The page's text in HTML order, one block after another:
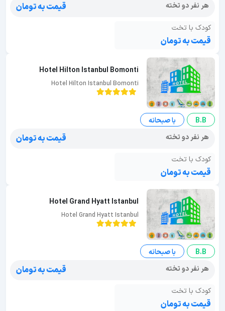
هر نفر دو تخته قیمت به تومان
کودک با تخت
قیمت به تومان
Hotel Hilton Istanbul Bomonti
Hotel Hilton Istanbul Bomonti
B.B
با صبحانه
هر نفر دو تخته
قیمت به تومان
کودک با تخت
قیمت به تومان
Hotel Grand Hyatt Istanbul
Hotel Grand Hyatt Istanbul
B.B
با صبحانه
هر نفر دو تخته
قیمت به تومان
کودک با تخت
قیمت به تومان